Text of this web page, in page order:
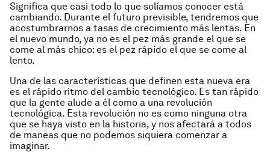
Significa que casi todo lo que solíamos conocer está
cambiando. Durante el futuro previsible, tendremos que
acostumbrarnos a tasas de crecimiento más lentas. En
el nuevo mundo, ya no es el pez más grande el que se
come al más chico: es el pez rápido el que se come al
lento.
Una de las características que definen esta nueva era
es el rápido ritmo del cambio tecnológico. Es tan rápido
que la gente alude a él como a una revolución
tecnológica. Esta revolución no es como ninguna otra
que se haya visto en la historia, y nos afectará a todos
de maneas que no podemos siquiera comenzar a
imaginar.